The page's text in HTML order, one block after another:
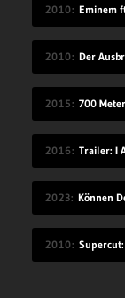
2010 Eminem
2010 Der
2015 700
2016 Trailer: I
2023
2010